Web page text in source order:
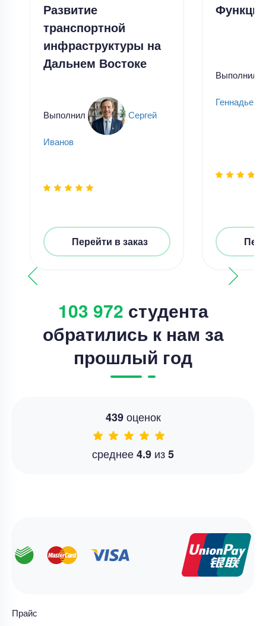
Развитие
транспортной
инфраструктуры на
Дальнем Востоке
Выполнил Сергей
Иванов
Перейти в заказ
Выполнил
103 972 студента
обратились к нам за
прошлый год
439оценок
среднее4.9 из5
Прайс